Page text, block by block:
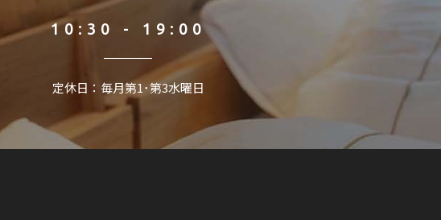
10:30 - 19:00
定休日：毎月第1･第3水曜日